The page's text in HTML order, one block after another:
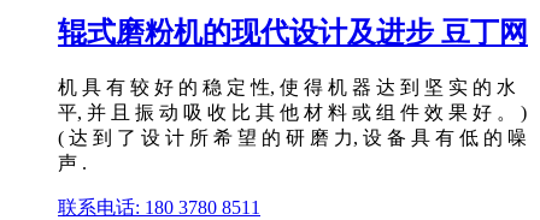
辊式磨粉机的现代设计及进步 豆丁网
机 具 有 较 好 的 稳 定 性, 使 得 机 器 达 到 坚 实 的 水
平, 并 且 振 动 吸 收 比 其 他 材 料 或 组 件 效 果 好 。 )
( 达 到 了 设 计 所 希 望 的 研 磨 力, 设 备 具 有 低 的 噪
声 .
联系电话: 180 3780 8511